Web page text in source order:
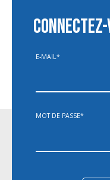
E-MAIL *
MOT DE PASSE*